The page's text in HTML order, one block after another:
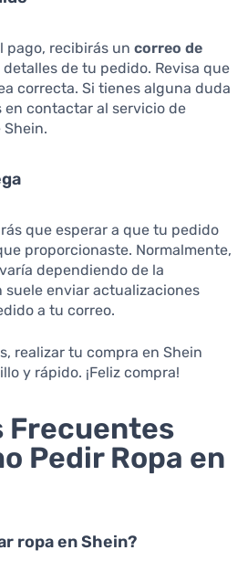
pago, recibirás un correo de
detalles de tu pedido. Revisa que
correcta. Si tienes alguna duda
en contactar al servicio de
que esperar a que tu pedido
proporcionaste. Normalmente,
dependiendo de la
suele enviar actualizaciones
a tu correo.
realizar tu compra en Shein
y rápido. ¡Feliz compra!
Frecuentes
Pedir Ropa en
ropa en Shein?